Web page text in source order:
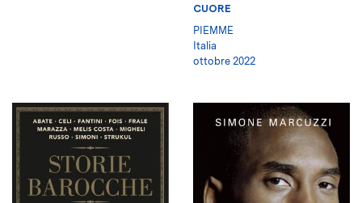
CUORE
PIEMME
Italia
ottobre 2022